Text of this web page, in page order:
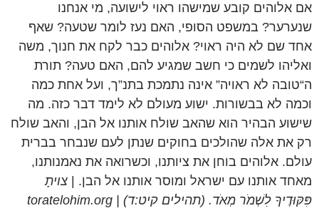
אם אלוהים קובע שמישהו ראוי לישועה, מי אנחנו
שנערער? במשפט הסופי, האם נעז לומר שטעה? שאף
אחד שם לא היה ראוי? אלוהים כבר לקח את חנוך, משה
ואליהו לשמים כי חשב שמגיע להם, האם טעה? תורת
ה“טובה לא ראויה” אינה נתמכת בתנ”ך, ועל אחת כמה
וכמה לא בבשורות. ישוע מעולם לא לימד דבר כזה. מה
שישוע הבהיר הוא שהאב שולח אותנו אל הבן, והאב שולח
רק את אלה שהולכים בחוקים שנתן לעם שנבחר בברית
עולם. אלוהים בוחן את ציותנו, וכשרואה את נאמנותנו,
מאחד אותנו עם ישראל ומוסר אותנו אל הבן. | צויתָ
פִּקּוּדֶיךָ לִשְׁמֹר מְאֹד. (תהילים קיט:ד) | toratelohim.org